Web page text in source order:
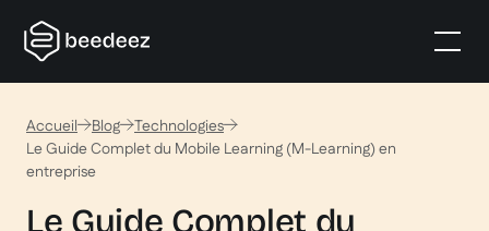
Accueil Blog
Technologies
Le Guide Complet du Mobile Learning (M-Learning) en
entreprise
Le Guide Complet du